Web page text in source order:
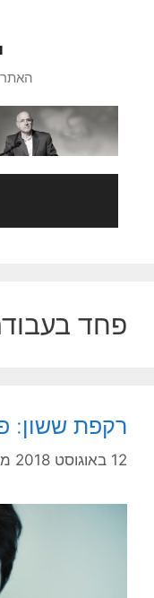
פחד
רקפת ששון:
12 באוגוסט 2018